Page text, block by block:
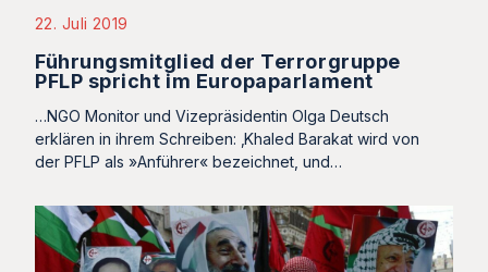
22. Juli 2019
Führungsmitglied der Terrorgruppe
PFLP spricht im Europaparlament
…NGO Monitor und Vizepräsidentin Olga Deutsch
erklären in ihrem Schreiben: ‚Khaled Barakat wird von
der PFLP als »Anführer« bezeichnet, und…